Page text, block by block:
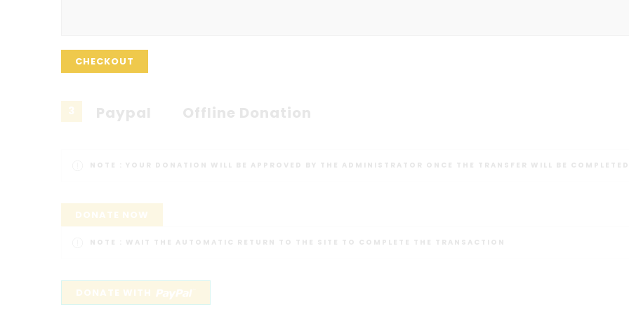
CHECKOUT
3 Paypal Offline Donation
NOTE : YOUR DONATION WILL BE APPROVED BY THE ADMINISTRATOR ONCE THE TRANSFER WILL BE COMPLETED
DONATE NOW
NOTE : WAIT THE AUTOMATIC RETURN TO THE SITE TO COMPLETE THE TRANSACTION